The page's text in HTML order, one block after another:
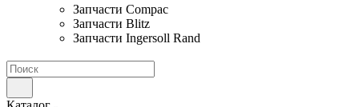
Запчасти Compac
Запчасти Blitz
Запчасти Ingersoll Rand